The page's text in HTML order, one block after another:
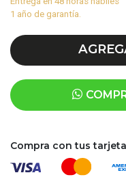
1 año de garantía.
Compra con tus